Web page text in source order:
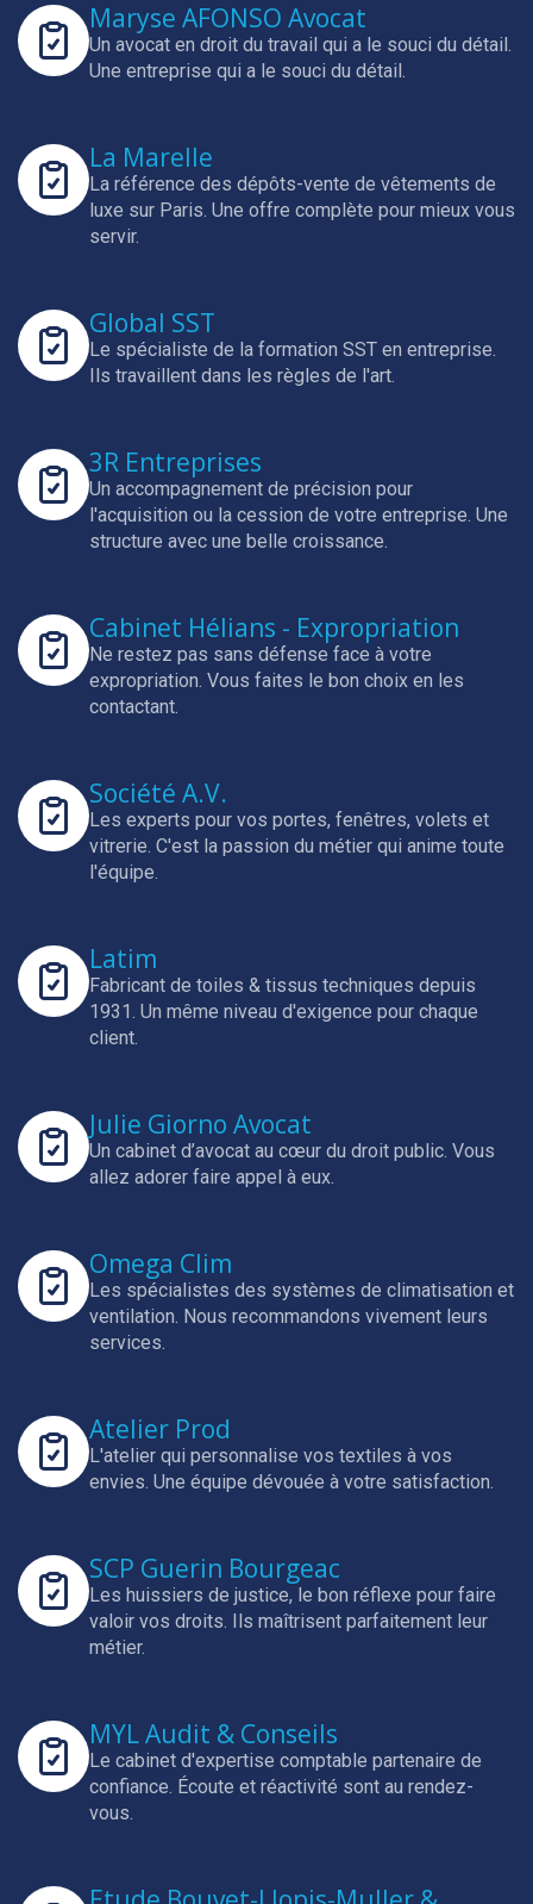
Maryse AFONSO Avocat
Un avocat en droit du travail qui a le souci du détail.
Une entreprise qui a le souci du détail.
La Marelle
La référence des dépôts-vente de vêtements de
luxe sur Paris. Une offre complète pour mieux vous
servir.
Global SST
Le spécialiste de la formation SST en entreprise.
Ils travaillent dans les règles de l'art.
3R Entreprises
Un accompagnement de précision pour
l'acquisition ou la cession de votre entreprise. Une
structure avec une belle croissance.
Cabinet Hélians - Expropriation
Ne restez pas sans défense face à votre
expropriation. Vous faites le bon choix en les
contactant.
Société A.V.
Les experts pour vos portes, fenêtres, volets et
vitrerie. C'est la passion du métier qui anime toute
l'équipe.
Latim
Fabricant de toiles & tissus techniques depuis
1931. Un même niveau d'exigence pour chaque
client.
Julie Giorno Avocat
Un cabinet d’avocat au cœur du droit public. Vous
allez adorer faire appel à eux.
Omega Clim
Les spécialistes des systèmes de climatisation et
ventilation. Nous recommandons vivement leurs
services.
Atelier Prod
L'atelier qui personnalise vos textiles à vos
envies. Une équipe dévouée à votre satisfaction.
SCP Guerin Bourgeac
Les huissiers de justice, le bon réflexe pour faire
valoir vos droits. Ils maîtrisent parfaitement leur
métier.
MYL Audit & Conseils
Le cabinet d'expertise comptable partenaire de
confiance. Écoute et réactivité sont au rendez-
vous.